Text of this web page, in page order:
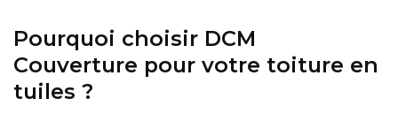
Pourquoi choisir DCM
Couverture pour votre toiture en
tuiles ?